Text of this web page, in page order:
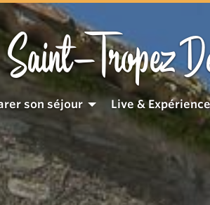
Saint-Tropez
son séjour Live &